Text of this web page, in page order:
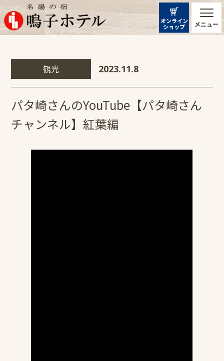
メニュー
オンライン
ショップ
観光 2023.11.8
パタ崎さんのYouTube【パタ崎さん
チャンネル】紅葉編